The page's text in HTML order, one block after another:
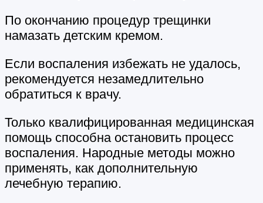
По окончанию процедур трещинки
намазать детским кремом.
Если воспаления избежать не удалось,
рекомендуется незамедлительно
обратиться к врачу.
Только квалифицированная медицинская
помощь способна остановить процесс
воспаления. Народные методы можно
применять, как дополнительную
лечебную терапию.